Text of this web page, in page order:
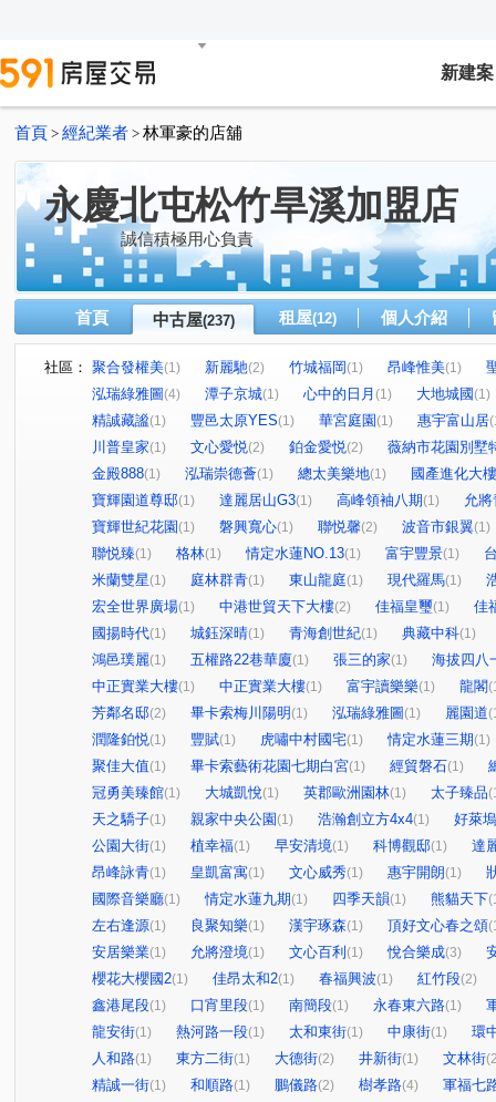
新建案
首頁 > 經紀業者 > 林軍豪的店舖
永慶北屯松竹旱溪加盟店
誠信積極用心負責
首頁 中古屋(237) 租屋(12) 個人介紹
社區： 聚合發權美(1) 新麗馳(2) 竹城福岡(1) 昂峰惟美(1)
泓瑞綠雅圖(4) 潭子京城(1) 心中的日月 (1) 大地城國(1)
精誠藏謐(1) 豐邑太原YES(1) 華宮庭園(1) 惠宇富山居
川普皇家(1) 文心愛悦(2) 鉑金愛悦(2)
薇納市花園別墅
金殿888(1) 泓瑞崇德薈(1) 總太美樂地(1)
國產進化大樓
寶輝園道尊邸(1) 達麗居山G3(1) 高峰領袖八期(1)
允
寶輝世紀花園 (1) 磐興寬心(1) 聯悦馨(2) 波音市銀翼(1)
聯悦臻(1) 格林(1) 情定水蓮NO.13(1) 富宇豐景(1)
米蘭雙星(1) 庭林群青(1) 東山龍庭(1) 現代羅馬(1)
宏全世界廣場(1) 中港世貿天下大樓(2) 佳福皇璽(1)
佳
國揚時代(1) 城鈺深晴(1) 青海創世紀(1) 典藏中科(1)
鴻邑璞麗(1) 五權路22巷華廈(1) 張三的家(1)
海拔四八
中正實業大樓(1) 中正實業大樓(1) 富宇讀樂樂(1) 龍閣
芳鄰名邸(2) 畢卡索梅川陽明 (1) 泓瑞綠雅圖 (1) 麗園道
潤隆鉑悦(1) 豐賦(1) 虎嘯中村國宅(1) 情定水蓮三期(1)
聚佳大值(1) 畢卡索藝術花園七期白宮(1) 經貿磐石(1)
冠勇美臻館(1) 大城凱悅(1) 英郡歐洲園林(1) 太子臻品
天之驕子(1) 親家中央公園 (1) 浩瀚創立方4x4(1)
好萊
公園大街(1) 植幸福(1) 早安清境(1) 科博觀邸(1)
達
昂峰詠青(1) 皇凱富寓(1) 文心威秀(1) 惠宇開朗(1)
國際音樂廳(1) 情定水蓮九期(1) 四季天韻(1) 熊貓天下
左右逢源(1) 良聚知樂(1) 漢宇琢森(1) 頂好文心春之頌
安居樂業(1) 允將澄境(1) 文心百利 (1) 悅合樂成(3)
櫻花大櫻國2(1) 佳昂太和2(1) 春福興波(1) 紅竹段(2)
鑫港尾段(1) 口宵里段(1) 南簡段(1) 永春東六路(1)
龍安街(1) 熱河路一段(1) 太和東街(1) 中康街(1)
環
人和路(1) 東方二街(1) 大德街(2) 井新街(1) 文林街
精誠一街(1) 和順路(1) 鵬儀路(2) 樹孝路(4)
軍福七